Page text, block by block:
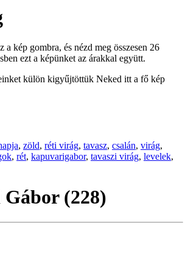
a kép gombra, és nézd meg összesen 26
ezt a képünket az árakkal együtt.
külön kigyűjtöttük Neked itt a fő kép
, zöld, réti virág, tavasz, csalán, virág,
, rét, kapuvarigabor, tavaszi virág, levelek,
(228)